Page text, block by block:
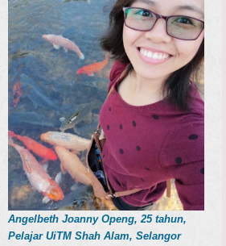
Angelbeth Joanny Openg, 25 tahun,
Pelajar UiTM Shah Alam, Selangor